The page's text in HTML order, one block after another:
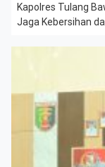
Kapolres Tulang
Jaga Kebersihan